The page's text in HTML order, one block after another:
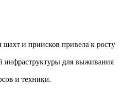
и приисков привела к росту
инфраструктуры для выживания
и техники.